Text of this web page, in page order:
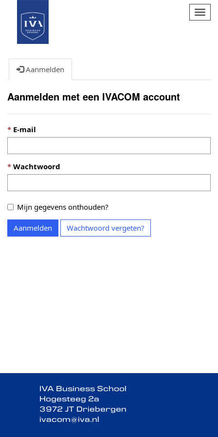
Aanmelden
Aanmelden met een IVACOM account
E-mail
Wachtwoord
Mijn gegevens onthouden?
Aanmelden Wachtwoord vergeten?
IVA Business School
Hogesteeg 2a
3972 JT Driebergen
ivacom@iva.nl